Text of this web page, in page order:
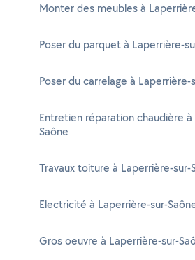
Monter des meubles à
Poser du parquet à Laperrière-
Poser du carrelage à Laperrière-
Entretien réparation chaudière
Saône
Travaux toiture à Laperrière-sur-
Electricité à Laperrière-sur-
Gros oeuvre à Laperrière-sur-